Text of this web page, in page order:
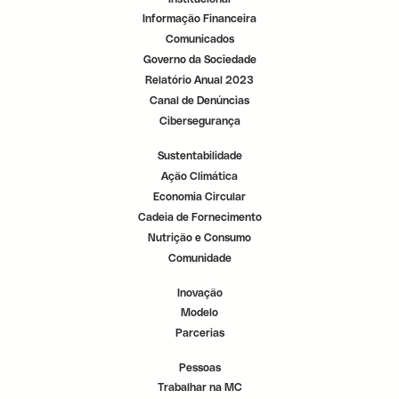
Informação Financeira
Comunicados
Governo da Sociedade
Relatório Anual 2023
Canal de Denúncias
Cibersegurança
Sustentabilidade
Ação Climática
Economia Circular
Cadeia de Fornecimento
Nutrição e Consumo
Comunidade
Inovação
Modelo
Parcerias
Pessoas
Trabalhar na MC